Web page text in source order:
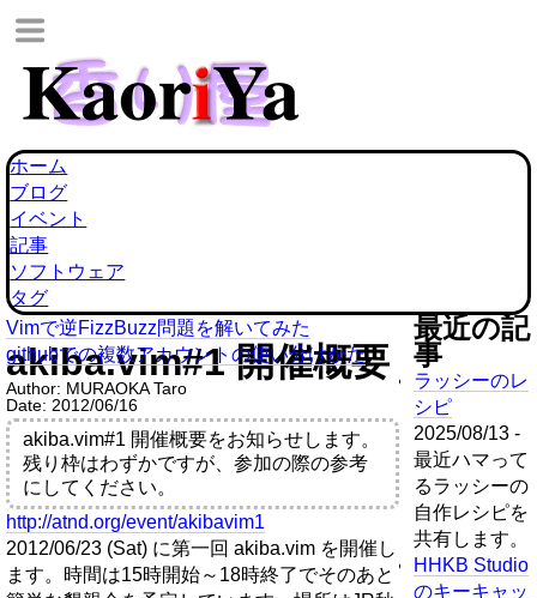
ホーム
ブログ
イベント
記事
ソフトウェア
タグ
Vimで逆FizzBuzz問題を解いてみた
githubでの複数アカウントの使い分けかた
akiba.vim#1 開催概要
Author: MURAOKA Taro
Date: 2012/06/16
akiba.vim#1 開催概要をお知らせします。
残り枠はわずかですが、参加の際の参考
にしてください。
http://atnd.org/event/akibavim1
2012/06/23 (Sat) に第一回 akiba.vim を開催し
ます。時間は15時開始～18時終了でそのあと
最近の記
事
ラッシーのレ
シピ
2025/08/13 -
最近ハマって
るラッシーの
自作レシピを
共有します。
HHKB Studio
のキーキャッ